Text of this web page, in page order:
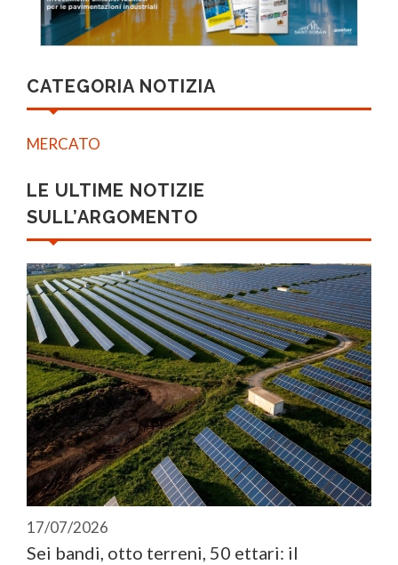
CATEGORIA NOTIZIA
MERCATO
LE ULTIME NOTIZIE
SULL’ARGOMENTO
17/07/2026
Sei bandi, otto terreni, 50 ettari: il